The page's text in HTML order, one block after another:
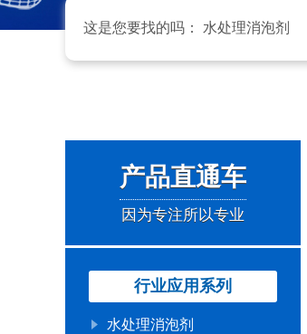
这是您要找的吗： 水处理消泡剂
产品直通车
因为专注所以专业
行业应用系列
水处理消泡剂